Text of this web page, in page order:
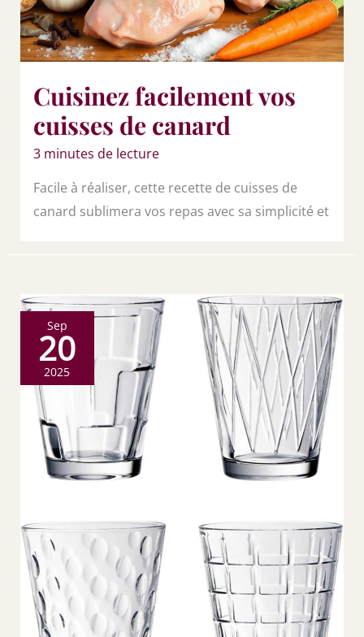
Cuisinez facilement vos
cuisses de canard
3 minutes de lecture
Facile à réaliser, cette recette de cuisses de
canard sublimera vos repas avec sa simplicité et
Sep
20
2025